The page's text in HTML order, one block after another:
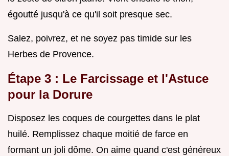
égoutté jusqu'à ce qu'il soit presque sec.
Salez, poivrez, et ne soyez pas timide sur les
Herbes de Provence.
Étape 3 : Le Farcissage et l'Astuce
pour la Dorure
Disposez les coques de courgettes dans le plat
huilé. Remplissez chaque moitié de farce en
formant un joli dôme. On aime quand c'est généreux